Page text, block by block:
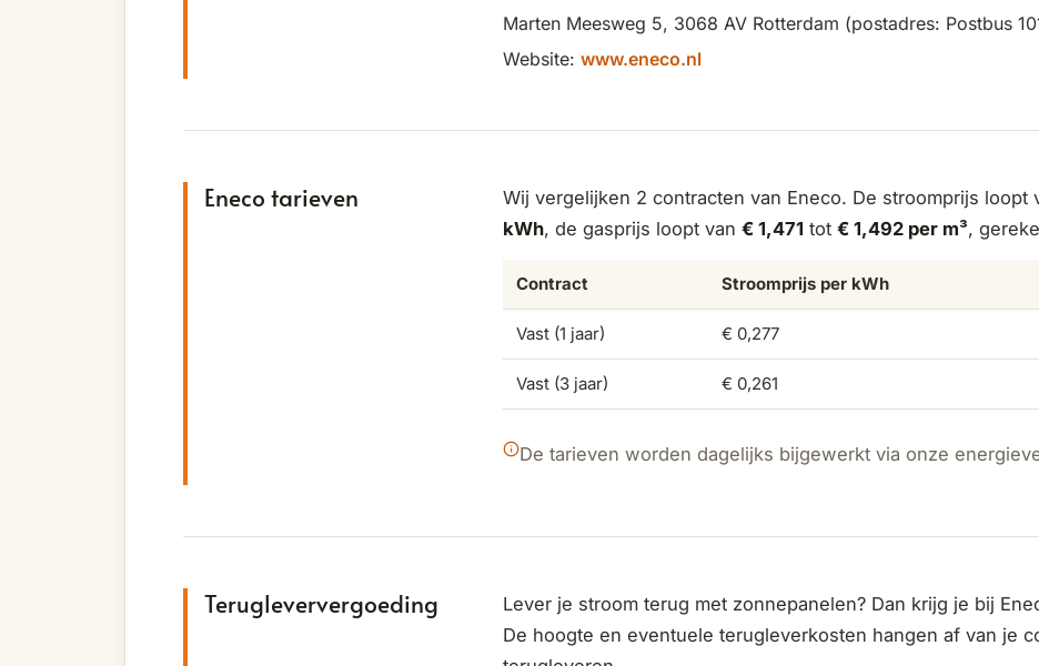
Marten Meesweg 5, 3068 AV Rotterdam (postadres: Postbus
Website: www.eneco.nl
Eneco tarieven Wij vergelijken 2 contracten van Eneco. De stroomprijs loopt
kWh, de gasprijs loopt van € 1,471 tot € 1,492 per m³,
Contract Stroomprijs per kWh
Vast (1 jaar) € 0,277
Vast (3 jaar) € 0,261
De tarieven worden dagelijks bijgewerkt via onze
Terugleververgoeding
Lever je stroom terug met zonnepanelen? Dan krijg je bij
De hoogte en eventuele terugleverkosten hangen af van je